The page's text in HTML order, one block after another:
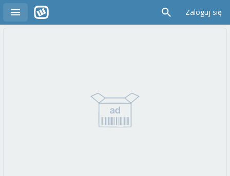
Zaloguj się